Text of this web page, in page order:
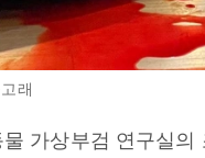
래
가상부검 연구실